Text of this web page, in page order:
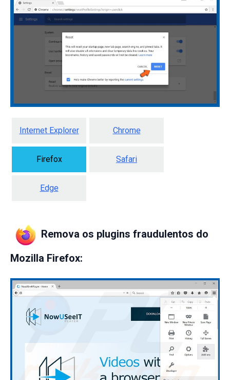
Internet Explorer Chrome
Firefox Safari
Edge
Remova os plugins fraudulentos do
Mozilla Firefox: